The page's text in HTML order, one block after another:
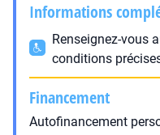
Informations
Renseignez-vous
conditions
Financement
Autofinancement